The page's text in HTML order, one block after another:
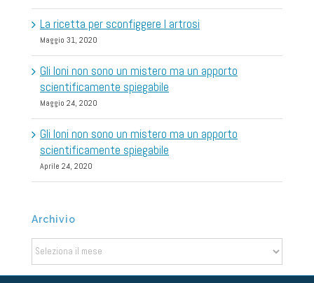
La ricetta per sconfiggere l artrosi
Maggio 31, 2020
Gli Ioni non sono un mistero ma un apporto
scientificamente spiegabile
Maggio 24, 2020
Gli Ioni non sono un mistero ma un apporto
scientificamente spiegabile
Aprile 24, 2020
Archivio
Archivio